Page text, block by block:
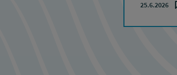
25.6.2026